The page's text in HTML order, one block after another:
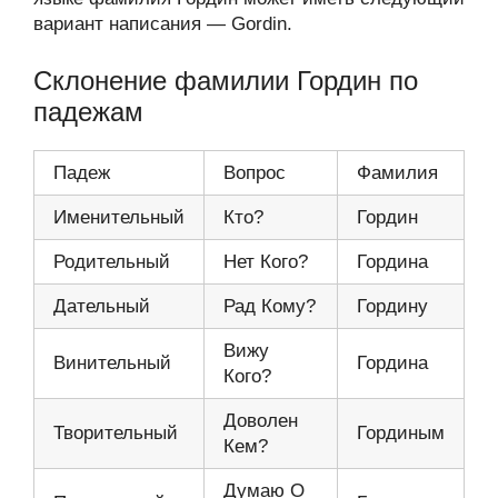
вариант написания — Gordin.
Склонение фамилии Гордин по
падежам
Падеж Вопрос Фамилия
Именительный Кто? Гордин
Родительный Нет Кого? Гордина
Дательный Рад Кому? Гордину
Винительный
Вижу
Кого?
Гордина
Творительный
Доволен
Кем?
Гординым
Думаю О